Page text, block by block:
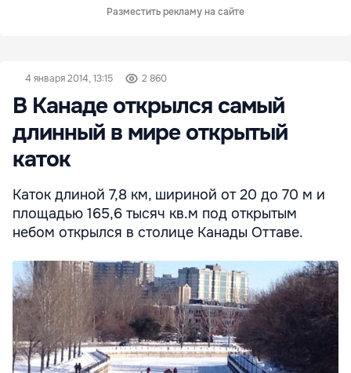
Разместить рекламу на сайте
4 января 2014, 13:15 2 860
В Канаде открылся самый
длинный в мире открытый
каток
Каток длиной 7,8 км, шириной от 20 до 70 м и
площадью 165,6 тысяч кв.м под открытым
небом открылся в столице Канады Оттаве.